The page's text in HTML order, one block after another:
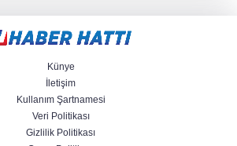
Keşan’dan Elazığ'a gönül köprüsü
Künye
İletişim
Kullanım Şartnamesi
Veri Politikası
Gizlilik Politikası